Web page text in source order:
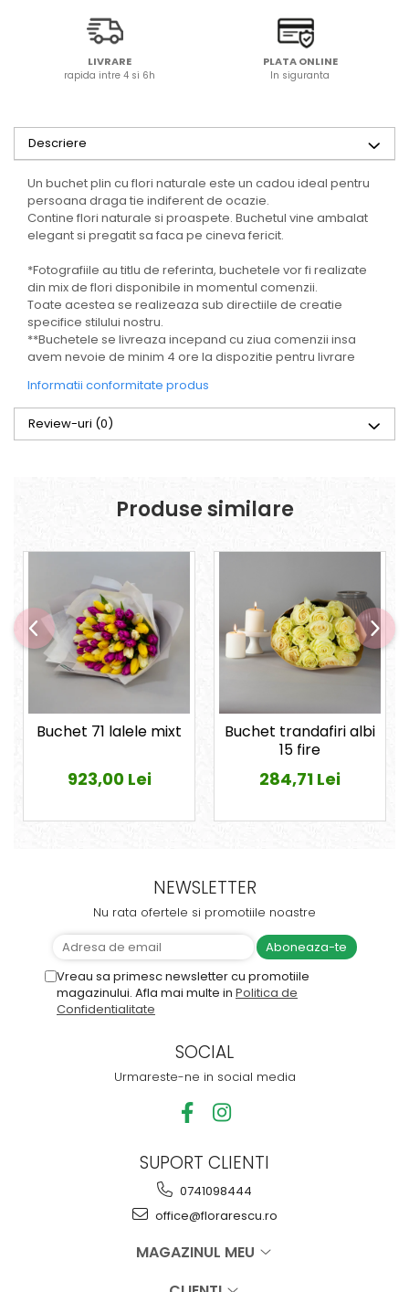
LIVRARE
rapida intre 4 si 6h
PLATA ONLINE
In siguranta
Descriere
Un buchet plin cu flori naturale este un cadou ideal pentru
persoana draga tie indiferent de ocazie.
Contine flori naturale si proaspete. Buchetul vine ambalat
elegant si pregatit sa faca pe cineva fericit.
*Fotografiile au titlu de referinta, buchetele vor fi realizate
din mix de flori disponibile in momentul comenzii.
Toate acestea se realizeaza sub directiile de creatie
specifice stilului nostru.
**Buchetele se livreaza incepand cu ziua comenzii insa
avem nevoie de minim 4 ore la dispozitie pentru livrare
Informatii conformitate produs
Review-uri (0)
Produse similare
Buchet 71 lalele mixt
923,00 Lei
Buchet trandafiri albi
15 fire
284,71 Lei
NEWSLETTER
Nu rata ofertele si promotiile noastre
Vreau sa primesc newsletter cu promotiile
magazinului. Afla mai multe in Politica de
Confidentialitate
SOCIAL
Urmareste-ne in social media
SUPORT CLIENTI
0741098444
office@florarescu.ro
MAGAZINUL MEU